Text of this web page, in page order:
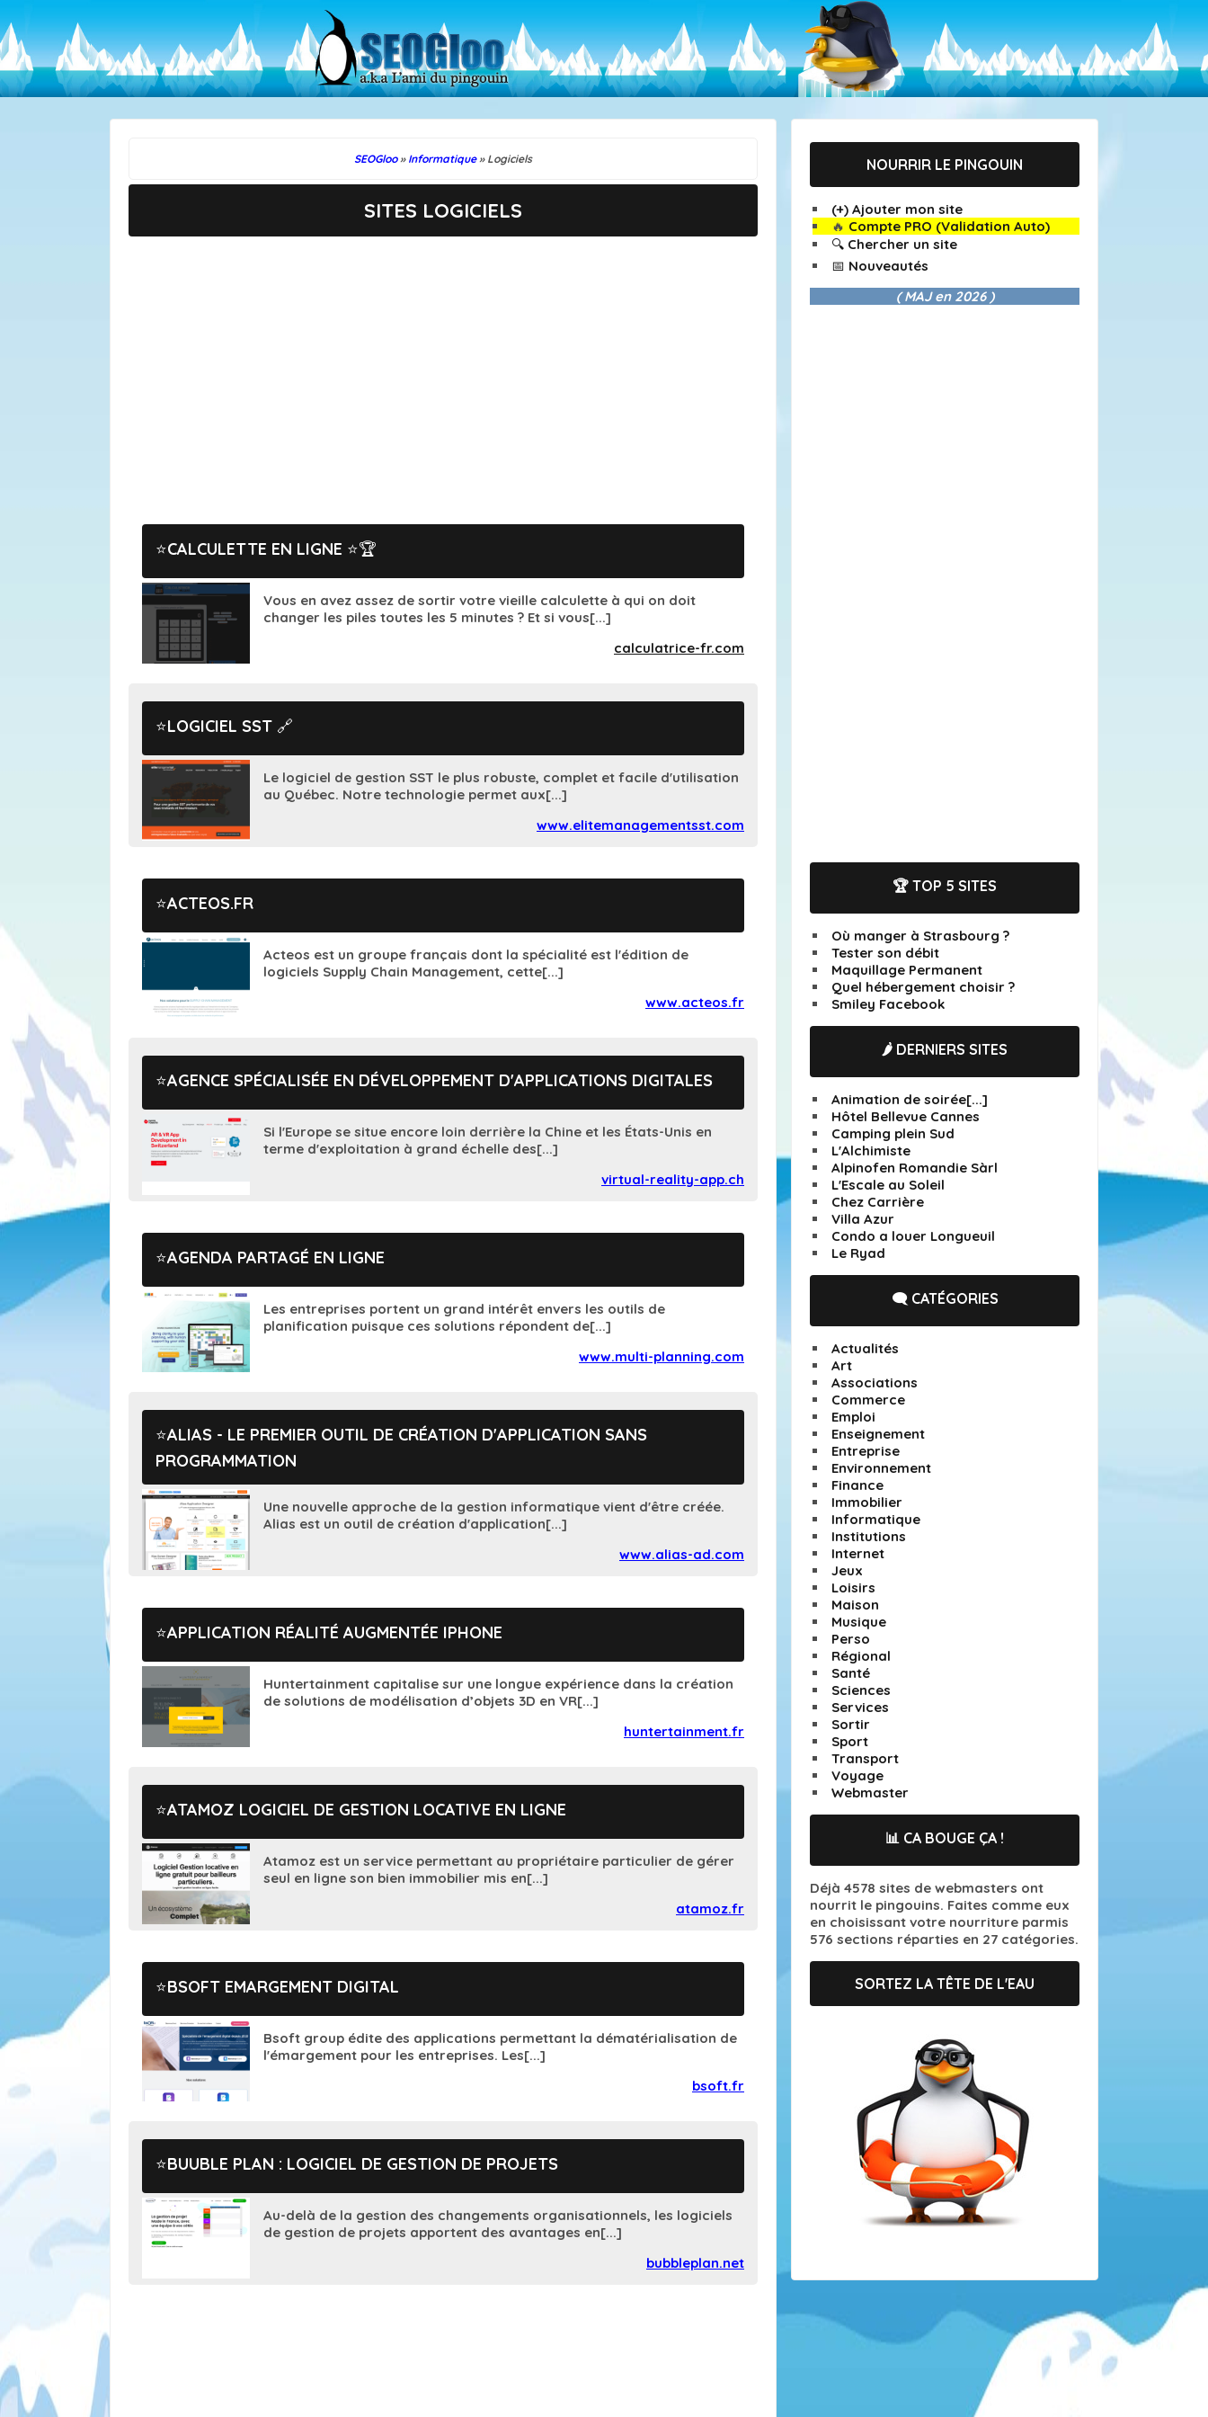
SEOGloo » Informatique » Logiciels
SITES LOGICIELS
CALCULETTE EN LIGNE 🏆
Vous en avez assez de sortir votre vieille calculette à qui on doit
changer les piles toutes les 5 minutes ? Et si vous[...]
calculatrice-fr.com
LOGICIEL SST 🔗
Le logiciel de gestion SST le plus robuste, complet et facile d'utilisation
au Québec. Notre technologie permet aux[...]
www.elitemanagementsst.com
ACTEOS.FR
Acteos est un groupe français dont la spécialité est l'édition de
logiciels Supply Chain Management, cette[...]
www.acteos.fr
AGENCE SPÉCIALISÉE EN DÉVELOPPEMENT D'APPLICATIONS DIGITALES
Si l'Europe se situe encore loin derrière la Chine et les États-Unis en
terme d'exploitation à grand échelle des[...]
virtual-reality-app.ch
AGENDA PARTAGÉ EN LIGNE
Les entreprises portent un grand intérêt envers les outils de
planification puisque ces solutions répondent de[...]
www.multi-planning.com
ALIAS - LE PREMIER OUTIL DE CRÉATION D'APPLICATION SANS
PROGRAMMATION
Une nouvelle approche de la gestion informatique vient d'être créée.
Alias est un outil de création d'application[...]
www.alias-ad.com
APPLICATION RÉALITÉ AUGMENTÉE IPHONE
Huntertainment capitalise sur une longue expérience dans la création
de solutions de modélisation d’objets 3D en VR[...]
huntertainment.fr
ATAMOZ LOGICIEL DE GESTION LOCATIVE EN LIGNE
Atamoz est un service permettant au propriétaire particulier de gérer
seul en ligne son bien immobilier mis en[...]
atamoz.fr
BSOFT EMARGEMENT DIGITAL
Bsoft group édite des applications permettant la dématérialisation de
l'émargement pour les entreprises. Les[...]
bsoft.fr
BUUBLE PLAN : LOGICIEL DE GESTION DE PROJETS
Au-delà de la gestion des changements organisationnels, les logiciels
de gestion de projets apportent des avantages en[...]
bubbleplan.net
NOURRIR LE PINGOUIN
(+) Ajouter mon site
🔥 Compte PRO (Validation Auto)
🔍 Chercher un site
📅 Nouveautés
( MAJ en 2026 )
🏆 TOP 5 SITES
Où manger à Strasbourg ?
Tester son débit
Maquillage Permanent
Quel hébergement choisir ?
Smiley Facebook
🌶️ DERNIERS SITES
Animation de soirée[...]
Hôtel Bellevue Cannes
Camping plein Sud
L'Alchimiste
Alpinofen Romandie Sàrl
L'Escale au Soleil
Chez Carrière
Villa Azur
Condo a louer Longueuil
Le Ryad
🗨️ CATÉGORIES
Actualités
Art
Associations
Commerce
Emploi
Enseignement
Entreprise
Environnement
Finance
Immobilier
Informatique
Institutions
Internet
Jeux
Loisirs
Maison
Musique
Perso
Régional
Santé
Sciences
Services
Sortir
Sport
Transport
Voyage
Webmaster
📊 CA BOUGE ÇA !
Déjà 4578 sites de webmasters ont
nourrit le pingouins. Faites comme eux
en choisissant votre nourriture parmis
576 sections réparties en 27 catégories.
SORTEZ LA TÊTE DE L'EAU